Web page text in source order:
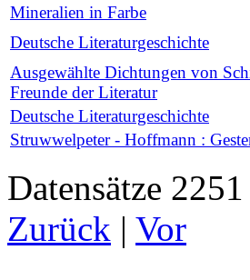
Mineralien in Farbe
Deutsche Literaturgeschichte
Ausgewählte Dichtungen von
Freunde der Literatur
Deutsche Literaturgeschichte
Struwwelpeter - Hoffmann :
Datensätze
Zurück | Vor